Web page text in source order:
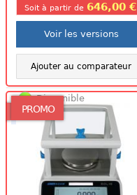
Soit à partir de 646,00 €
Voir les versions
Ajouter au comparateur
PROMO
Disponible